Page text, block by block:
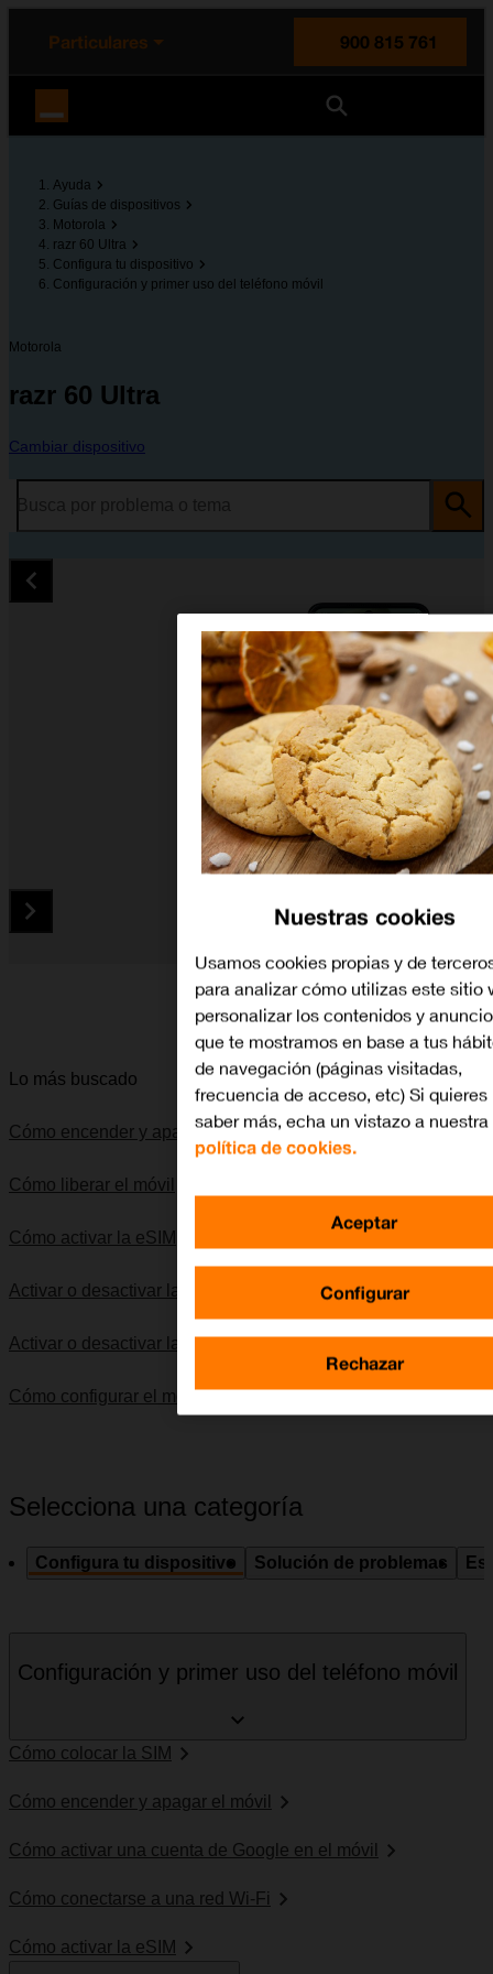
principal
la página
Particulares
900 815 761
Ayuda
Guías de dispositivos
Motorola
razr 60 Ultra
Configura tu dispositivo
Configuración y primer uso del teléfono móvil
Motorola
razr 60 Ultra
Cambiar dispositivo
Diapositiva 1 de 5. Motorola razr 60 Ultra - Black - imagen 1
Lo quiero
Lo más buscado
Cómo encender y apagar el móvil
Cómo liberar el móvil
Cómo activar la eSIM
Activar o desactivar la identificación de llamadas
Activar o desactivar la itinerancia de datos
Cómo configurar el móvil para internet
Selecciona una categoría
Configura tu dispositivo Solución de problemas
Configuración y primer uso del teléfono móvil
Cómo colocar la SIM
Cómo encender y apagar el móvil
Cómo activar una cuenta de Google en el móvil
Cómo conectarse a una red Wi-Fi
Cómo activar la eSIM
Nuestras cookies
Usamos cookies propias y de
para analizar cómo utilizas este sitio
personalizar los contenidos y
que te mostramos en base a tus
de navegación (páginas visitadas,
frecuencia de acceso, etc) Si quieres
saber más, echa un vistazo a nuestra
política de cookies.
Configurar
Rechazar
Aceptar